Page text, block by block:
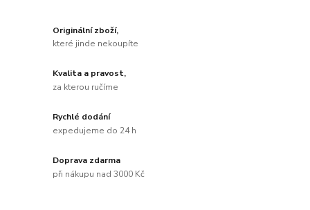
Originální zboží,
které jinde nekoupíte
Kvalita a pravost,
za kterou ručíme
Rychlé dodání
expedujeme do 24 h
Doprava zdarma
při nákupu nad 3000 Kč